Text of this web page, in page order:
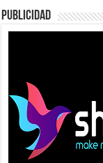
Publicidad